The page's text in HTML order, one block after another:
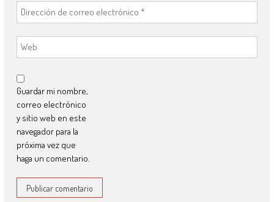
Guardar mi nombre,
correo electrónico
y sitio web en este
navegador para la
próxima vez que
haga un comentario.